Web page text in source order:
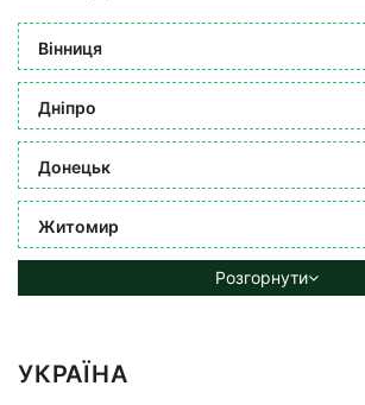
Вінниця
Дніпро
Донецьк
Житомир
Розгорнути
УКРАЇНА